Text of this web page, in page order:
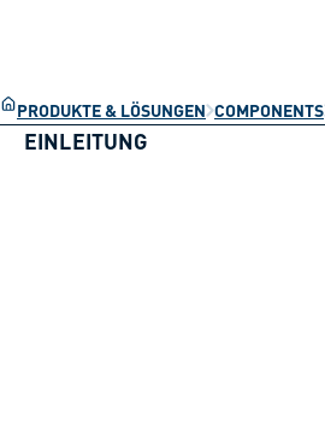
PRODUKTE & LÖSUNGEN COMPONENTS
EINLEITUNG